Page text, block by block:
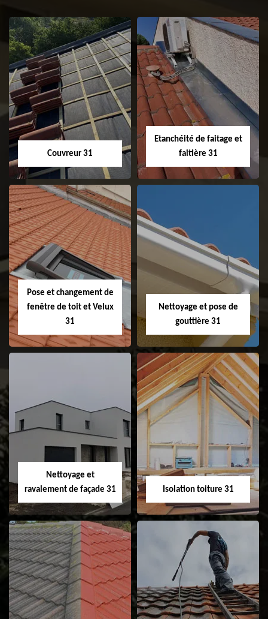
Couvreur 31
Couvreur 31
Etanchéité de faitage et
faitière 31
Etanchéité de
faitage et faitière
31
Pose et changement de
fenêtre de toit et Velux
31
Pose et
changement de
fenêtre de toit et
Velux 31
Nettoyage et pose de
gouttière 31
Nettoyage et pose
Nettoyage et
ravalement de façade 31
Nettoyage et
ravalement de
façade 31
Isolation toiture 31
Isolation toiture 31